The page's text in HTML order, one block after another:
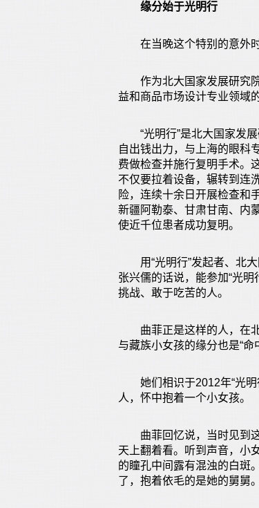
缘分始于光明行
在当晚这个特别的意外时
作为北大国家发展研究院
益和商品市场设计专业领域
“光明行”是北大国家发展
自出钱出力，与上海的眼科
费做检查并施行复明手术。
不仅要拉着设备，辗转到连
险，连续十余日开展检查和
新疆阿勒泰、甘肃甘南、内
使近千位患者成功复明。
用“光明行”发起者、北大
张兴儒的话说，能参加“光
挑战、敢于吃苦的人。
曲菲正是这样的人，在北
与藏族小女孩的缘分也是“命
她们相识于2012年“光明
人，怀中抱着一个小女孩。
曲菲回忆说，当时见到这
天上翻着看。听到声音，小
的瞳孔中间露有混浊的白斑
了，抱着依毛的是她的舅舅